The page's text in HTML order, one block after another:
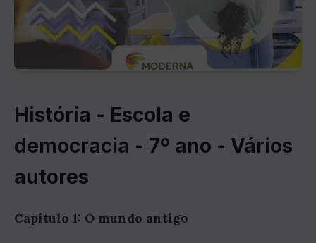
História - Escola e
democracia - 7º ano - Vários
autores
Capítulo 1: O mundo antigo